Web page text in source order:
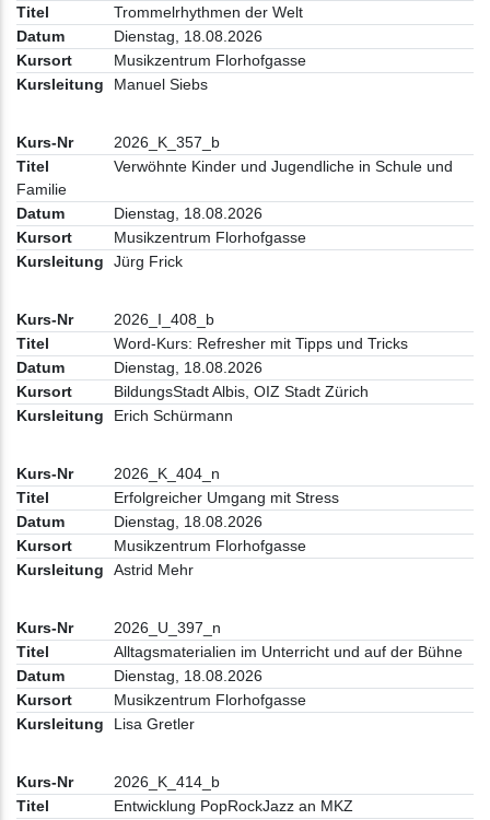
Trommelrhythmen der Welt
Dienstag, 18.08.2026
Musikzentrum Florhofgasse
Manuel Siebs
2026_K_357_b
Verwöhnte Kinder und Jugendliche in Schule und
Familie
Dienstag, 18.08.2026
Musikzentrum Florhofgasse
Jürg Frick
2026_I_408_b
Word-Kurs: Refresher mit Tipps und Tricks
Dienstag, 18.08.2026
BildungsStadt Albis, OIZ Stadt Zürich
Erich Schürmann
2026_K_404_n
Erfolgreicher Umgang mit Stress
Dienstag, 18.08.2026
Musikzentrum Florhofgasse
Astrid Mehr
2026_U_397_n
Alltagsmaterialien im Unterricht und auf der Bühne
Dienstag, 18.08.2026
Musikzentrum Florhofgasse
Lisa Gretler
2026_K_414_b
Entwicklung PopRockJazz an MKZ